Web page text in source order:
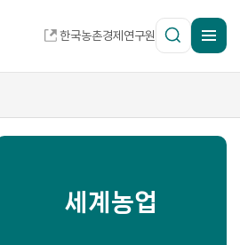
한국농촌경제연구원
통
합
검
세계농업